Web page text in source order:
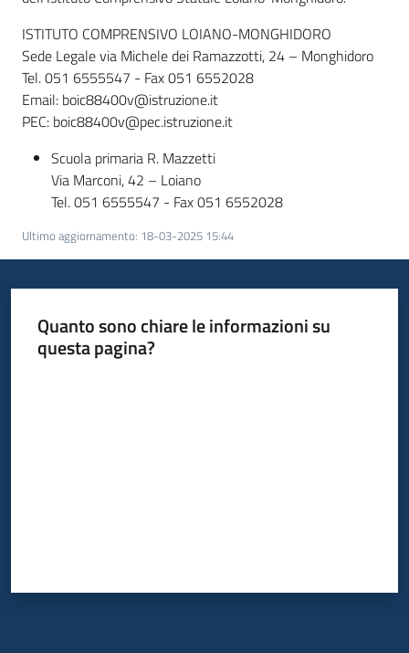
Newsletter
ISTITUTO COMPRENSIVO LOIANO-MONGHIDORO
Sede Legale via Michele dei Ramazzotti, 24 – Monghidoro
Tel. 051 6555547 - Fax 051 6552028
Email: boic88400v@istruzione.it
PEC: boic88400v@pec.istruzione.it
Scuola primaria R. Mazzetti
Via Marconi, 42 – Loiano
Tel. 051 6555547 - Fax 051 6552028
Ultimo aggiornamento: 18-03-2025 15:44
Quanto sono chiare le informazioni su
questa pagina?